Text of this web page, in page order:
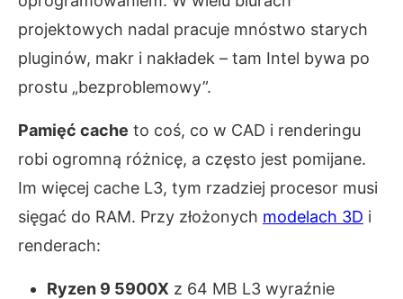
projektowych nadal pracuje mnóstwo starych
pluginów, makr i nakładek – tam Intel bywa po
prostu „bezproblemowy”.
Pamięć cache to coś, co w CAD i renderingu
robi ogromną różnicę, a często jest pomijane.
Im więcej cache L3, tym rzadziej procesor musi
sięgać do RAM. Przy złożonych modelach 3D i
renderach:
Ryzen 9 5900X z 64 MB L3 wyraźnie